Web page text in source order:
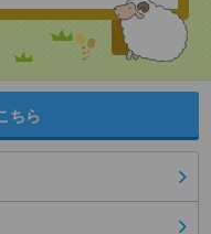
ちら